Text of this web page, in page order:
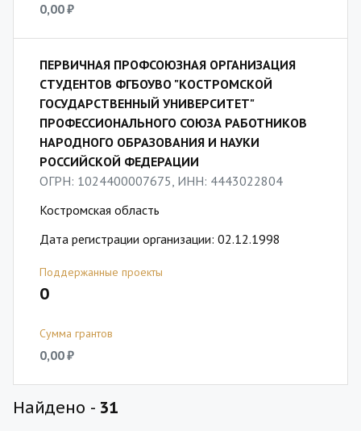
0,00 ₽
ПЕРВИЧНАЯ ПРОФСОЮЗНАЯ ОРГАНИЗАЦИЯ
СТУДЕНТОВ ФГБОУВО "КОСТРОМСКОЙ
ГОСУДАРСТВЕННЫЙ УНИВЕРСИТЕТ"
ПРОФЕССИОНАЛЬНОГО СОЮЗА РАБОТНИКОВ
НАРОДНОГО ОБРАЗОВАНИЯ И НАУКИ
РОССИЙСКОЙ ФЕДЕРАЦИИ
ОГРН: 1024400007675, ИНН: 4443022804
Костромская область
Дата регистрации организации: 02.12.1998
Поддержанные проекты
0
Сумма грантов
0,00 ₽
Найдено - 31